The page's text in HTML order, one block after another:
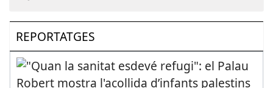
REPORTATGES